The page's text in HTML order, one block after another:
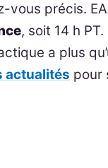
vous précis.
, soit 14 h
a plus
actualités pour